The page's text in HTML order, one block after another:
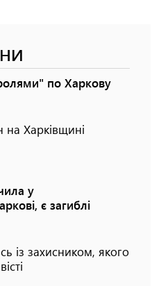
по Харкову
на Харківщині
у
є загиблі
із захисником, якого